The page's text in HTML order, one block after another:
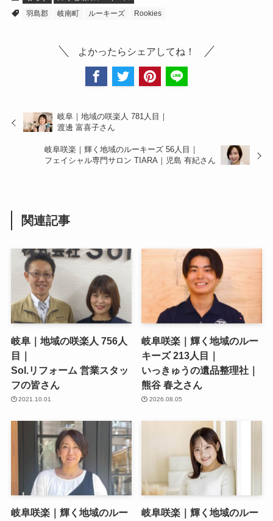
羽島郡
岐南町 ルーキーズ Rookies
よかったらシェアしてね！
岐阜｜地域の咲楽人 781人目｜
渡邊 富喜子さん
岐阜咲楽｜輝く地域のルーキーズ 56人目｜
フェイシャル専門サロン TIARA｜児島 有紀さん
関連記事
岐阜｜地域の咲楽人 756人
目｜
Sol.リフォーム 営業スタッ
フの皆さん
2021.10.01
岐阜咲楽｜輝く地域のルー
キーズ 213人目｜
いっきゅうの遺品整理社｜
熊谷 春之さん
2026.08.05
岐阜咲楽｜輝く地域のルー
岐阜咲楽｜輝く地域のルー